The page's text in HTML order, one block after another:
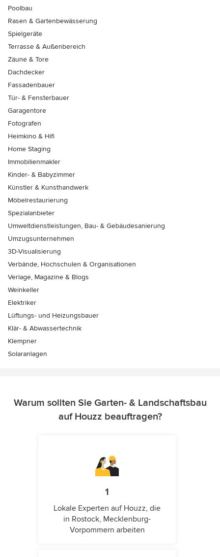
Poolbau
Rasen & Gartenbewässerung
Spielgeräte
Terrasse & Außenbereich
Zäune & Tore
Dachdecker
Fassadenbauer
Tür- & Fensterbauer
Garagentore
Fotografen
Heimkino & Hifi
Home Staging
Immobilienmakler
Kinder- & Babyzimmer
Künstler & Kunsthandwerk
Möbelrestaurierung
Spezialanbieter
Umweltdienstleistungen, Bau- & Gebäudesanierung
Umzugsunternehmen
3D-Visualisierung
Verbände, Hochschulen & Organisationen
Verlage, Magazine & Blogs
Weinkeller
Elektriker
Lüftungs- und Heizungsbauer
Klär- & Abwassertechnik
Klempner
Solaranlagen
Warum sollten Sie Garten- & Landschaftsbau
auf Houzz beauftragen?
1
Lokale Experten auf Houzz, die
in Rostock, Mecklenburg-
Vorpommern arbeiten